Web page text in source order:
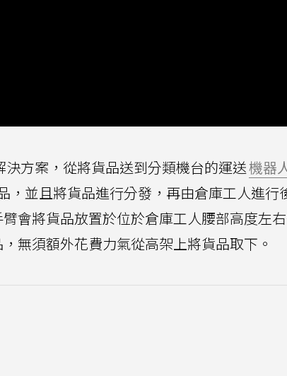
決方案，從將貨品送到分類機台的運送機器
，並且將貨品進行分發，再由倉庫工人進行
會將貨品放置於位於倉庫工人腰部高度左
無須額外花費力氣從高架上將貨品取下。